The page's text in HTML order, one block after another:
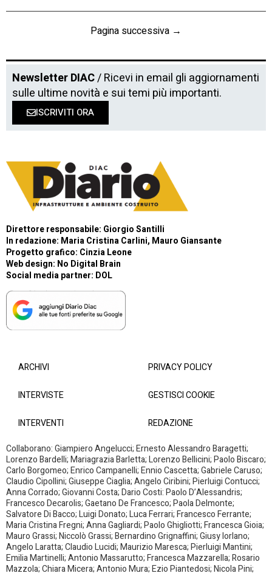
Pagina successiva →
Newsletter DIAC/ Ricevi in email gli aggiornamenti
sulle ultime novità e sui temi più importanti.
ISCRIVITI ORA
Direttore responsabile: Giorgio Santilli
In redazione: Maria Cristina Carlini, Mauro Giansante
Progetto grafico: Cinzia Leone
Web design: No Digital Brain
Social media partner: DOL
ARCHIVI
INTERVISTE
INTERVENTI
PRIVACY POLICY
GESTISCI COOKIE
REDAZIONE
Collaborano: Giampiero Angelucci; Ernesto Alessandro Baragetti;
Lorenzo Bardelli; Mariagrazia Barletta; Lorenzo Bellicini; Paolo Biscaro;
Carlo Borgomeo; Enrico Campanelli; Ennio Cascetta; Gabriele Caruso;
Claudio Cipollini; Giuseppe Ciaglia; Angelo Ciribini; Pierluigi Contucci;
Anna Corrado; Giovanni Costa; Dario Costi: Paolo D’Alessandris;
Francesco Decarolis; Gaetano De Francesco; Paola Delmonte;
Salvatore Di Bacco; Luigi Donato; Luca Ferrari; Francesco Ferrante;
Maria Cristina Fregni; Anna Gagliardi; Paolo Ghigliotti; Francesca Gioia;
Mauro Grassi; Niccolò Grassi; Bernardino Grignaffini; Giusy Iorlano;
Angelo Laratta; Claudio Lucidi; Maurizio Maresca; Pierluigi Mantini;
Emilia Martinelli; Antonio Massarutto; Francesca Mazzarella; Rosario
Mazzola; Chiara Micera; Antonio Mura; Ezio Piantedosi; Nicola Pini;